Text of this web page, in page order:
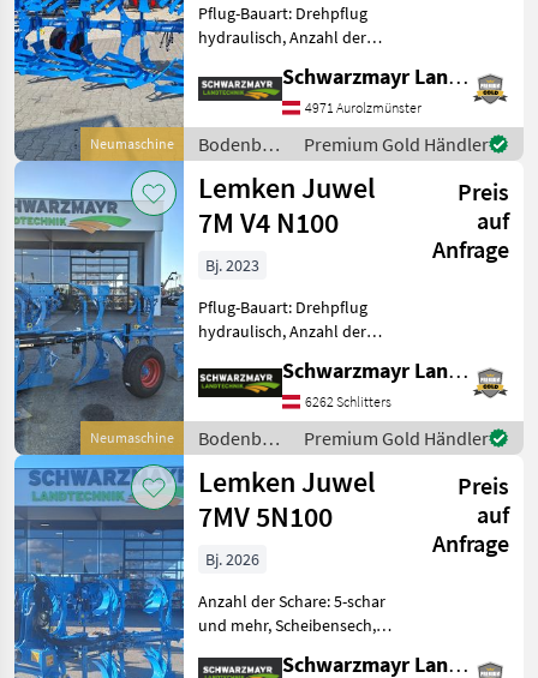
Neumaschine
Pflug-Bauart: Drehpflug
hydraulisch, Anzahl der
Scheibensech, hydr.
Schnittbreitenverstellung,
Streifenkörper, Stützrad Nr.
72193 Volldrehpf
Schwarzmayr Landtechnik GmbH - Aurolzmünster
4971 Aurolzmünster
Bodenbearbeitung
/ Lemken
Premium Gold Händler
Neumaschine
Lemken Juwel
7M V4 N100
Preis
auf
Anfrage
Bj. 2023
Pflug-Bauart: Drehpflug
hydraulisch, Anzahl der
Scheibensech, hydr.
Schnittbreitenverstellung,
Stützrad, Vorschäler Nr.
63018 Volldrehpflug 4-
scharig
Schwarzmayr Landtechnik GmbH - Schlitters
6262 Schlitters
Bodenbearbeitung
/ Lemken
Premium Gold Händler
Lemken Juwel
7MV 5N100
Preis
auf
Anfrage
Bj. 2026
Anzahl der Schare: 5-schar
und mehr, Scheibensech,
Schnittbreitenverstellung,
Schwarzmayr Landtechnik GmbH - Gampern